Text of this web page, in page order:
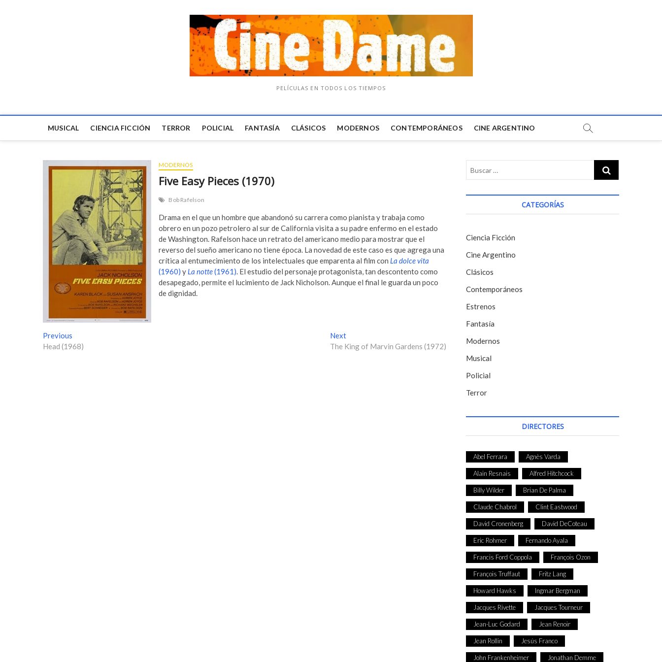
PELÍCULAS EN TODOS LOS TIEMPOS
MUSICAL CIENCIA FICCIÓN TERROR POLICIAL FANTASÍA CLÁSICOS MODERNOS CONTEMPORÁNEOS CINE ARGENTINO
MODERNOS
Five Easy Pieces (1970)
Bob Rafelson
Drama en el que un hombre que abandonó su carrera como pianista y trabaja como
obrero en un pozo petrolero al sur de California visita a su padre enfermo en el estado
de Washington. Rafelson hace un retrato del americano medio para mostrar que el
reverso del sueño americano no tiene época. La novedad de este caso es que agrega una
crítica al entumecimiento de los intelectuales que emparenta al film con La dolce vita
(1960) y La notte(1961). El estudio del personaje protagonista, tan descontento como
desapegado, permite el lucimiento de Jack Nicholson. Aunque el final le guarda un poco
de dignidad.
N
a
Previous
r
Head (1968)
Next
e
The King of Marvin Gardens (1972)
CATEGORÍAS
Ciencia Ficción
Cine Argentino
Clásicos
Contemporáneos
Estrenos
Fantasía
Modernos
Musical
Policial
Terror
DIRECTORES
Abel Ferrara Agnès Varda
Alain Resnais Alfred Hitchcock
Billy Wilder Brian De Palma
Claude Chabrol Clint Eastwood
David Cronenberg David DeCoteau
Eric Rohmer Fernando Ayala
Francis Ford Coppola François Ozon
François Truffaut Fritz Lang
Howard Hawks Ingmar Bergman
Jacques Rivette Jacques Tourneur
Jean-Luc Godard Jean Renoir
Jean Rollin Jesús Franco
John Frankenheimer Jonathan Demme